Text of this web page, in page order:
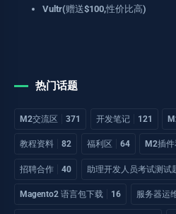
Vultr(赠送$100,性价比高)
热门话题
M2交流区 371 开发笔记 121
教程资料 82 福利区 64 M2插
招聘合作 40 助理开发人员考试测试
Magento2 语言包下载 16 服务器运